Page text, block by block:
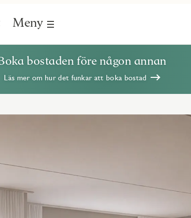
Meny
bostaden före någon annan
Läs mer om hur det funkar att boka bostad